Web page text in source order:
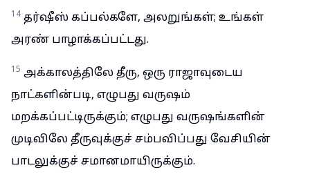
14 தர்ஷீஸ் கப்பல்களே, அலறுங்கள்; உங்கள்
அரண் பாழாக்கப்பட்டது.
15 அக்காலத்திலே தீரு, ஒரு ராஜாவுடைய
நாட்களின்படி, எழுபது வருஷம்
மறக்கப்பட்டிருக்கும்; எழுபது வருஷங்களின்
முடிவிலே தீருவுக்குச் சம்பவிப்பது வேசியின்
பாடலுக்குச் சமானமாயிருக்கும்.